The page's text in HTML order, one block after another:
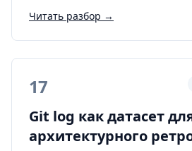
Читать разбор →
17
Git log как датасет
архитектурного